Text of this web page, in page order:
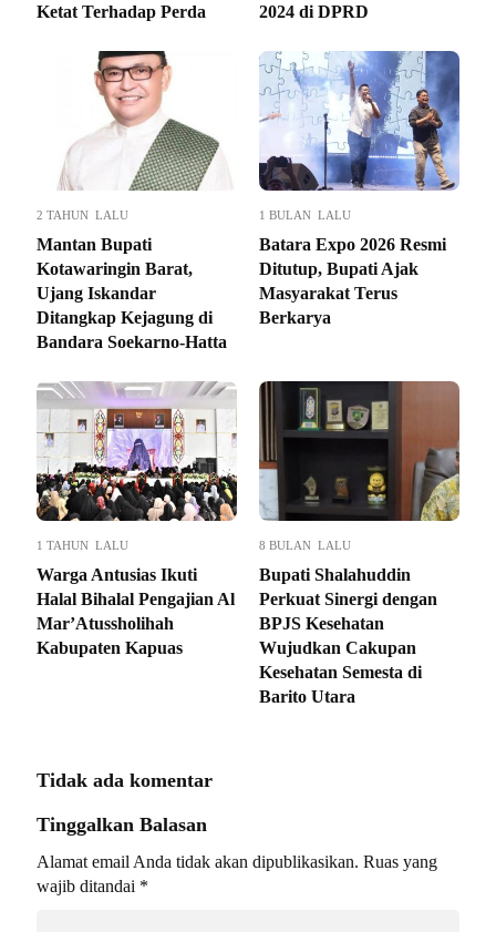
Ketat Terhadap Perda
2024 di DPRD
2 TAHUN LALU
Mantan Bupati
Kotawaringin Barat,
Ujang Iskandar
Ditangkap Kejagung di
Bandara Soekarno-Hatta
1 BULAN LALU
Batara Expo 2026 Resmi
Ditutup, Bupati Ajak
Masyarakat Terus
Berkarya
1 TAHUN LALU
Warga Antusias Ikuti
Halal Bihalal Pengajian Al
Mar’Atussholihah
Kabupaten Kapuas
8 BULAN LALU
Bupati Shalahuddin
Perkuat Sinergi dengan
BPJS Kesehatan
Wujudkan Cakupan
Kesehatan Semesta di
Barito Utara
Tidak ada komentar
Tinggalkan Balasan
Alamat email Anda tidak akan dipublikasikan. Ruas yang
wajib ditandai *